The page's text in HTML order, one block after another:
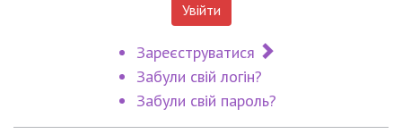
Увійти
Зареєструватися
Забули свій логін?
Забули свій пароль?